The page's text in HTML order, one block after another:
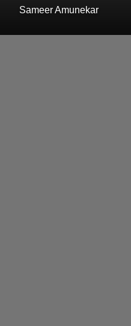
Sameer Amunekar